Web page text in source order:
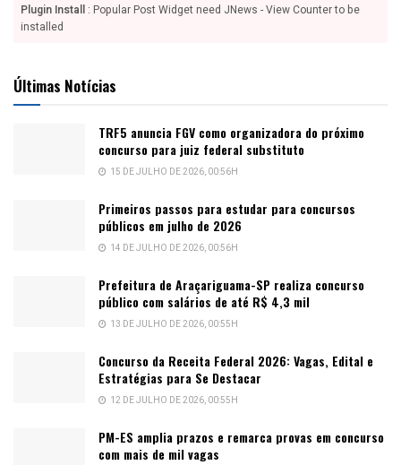
Plugin Install : Popular Post Widget need JNews - View Counter to be
installed
Últimas Notícias
TRF5 anuncia FGV como organizadora do próximo
concurso para juiz federal substituto
15 DE JULHO DE 2026, 00:56H
Primeiros passos para estudar para concursos
públicos em julho de 2026
14 DE JULHO DE 2026, 00:56H
Prefeitura de Araçariguama-SP realiza concurso
público com salários de até R$ 4,3 mil
13 DE JULHO DE 2026, 00:55H
Concurso da Receita Federal 2026: Vagas, Edital e
Estratégias para Se Destacar
12 DE JULHO DE 2026, 00:55H
PM-ES amplia prazos e remarca provas em concurso
com mais de mil vagas